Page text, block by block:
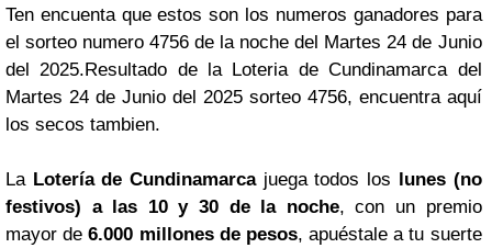
Ten encuenta que estos son los numeros ganadores para
el sorteo numero 4756 de la noche del Martes 24 de Junio
del 2025.Resultado de la Loteria de Cundinamarca del
Martes 24 de Junio del 2025 sorteo 4756, encuentra aquí
los secos tambien.
La Lotería de Cundinamarcajuega todos los lunes (no
festivos) a las 10 y 30 de la noche, con un premio
mayor de6.000 millones de pesos, apuéstale a tu suerte